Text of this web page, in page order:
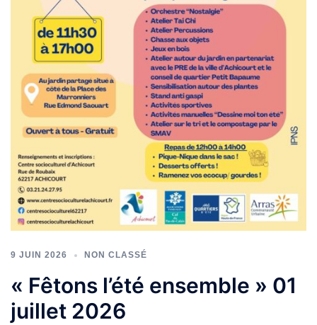
9 JUIN 2026 NON CLASSÉ
« Fêtons l’été ensemble » 01
juillet 2026